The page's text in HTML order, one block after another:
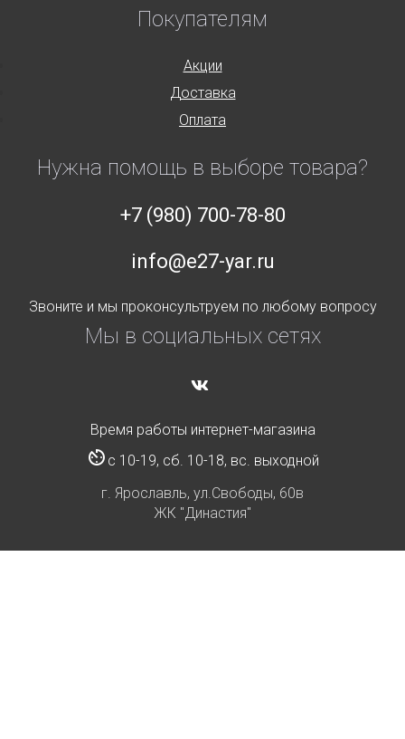
Покупателям
Акции
Доставка
Оплата
Нужна помощь в выборе товара?
+7 (980) 700-78-80
info@e27-yar.ru
Звоните и мы проконсультруем по любому вопросу
Мы в социальных сетях
Время работы интернет-магазина
с 10-19, сб. 10-18, вс. выходной
г. Ярославль, ул.Свободы, 60в
ЖК "Династия"